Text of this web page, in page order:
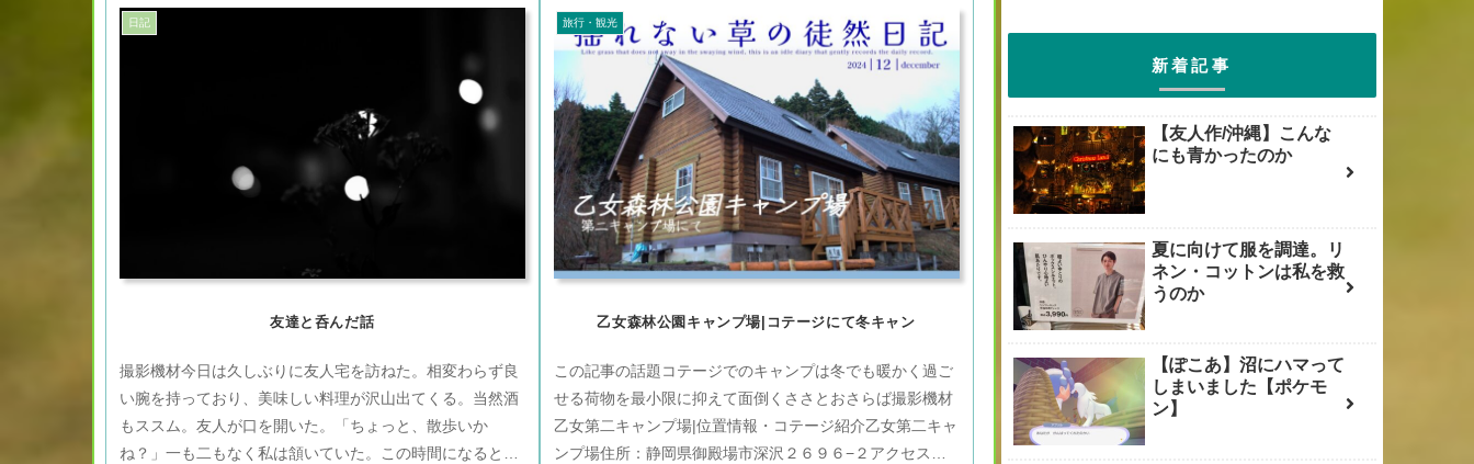
日記
友達と呑んだ話
撮影機材今日は久しぶりに友人宅を訪ねた。相変わらず良
い腕を持っており、美味しい料理が沢山出てくる。当然酒
もススム。友人が口を開いた。「ちょっと、散歩いか
ね？」一も二もなく私は頷いていた。この時間になるとそ
旅行・観光
乙女森林公園キャンプ場|コテージにて冬キャン
この記事の話題コテージでのキャンプは冬でも暖かく過ご
せる荷物を最小限に抑えて面倒くささとおさらば撮影機材
乙女第二キャンプ場|位置情報・コテージ紹介乙女第二キャ
ンプ場住所：静岡県御殿場市深沢２６９６−２アクセス：
新着記事
【友人作/沖縄】こんな
にも青かったのか
夏に向けて服を調達。リ
ネン・コットンは私を救
うのか
【ぽこあ】沼にハマって
しまいました【ポケモ
ン】